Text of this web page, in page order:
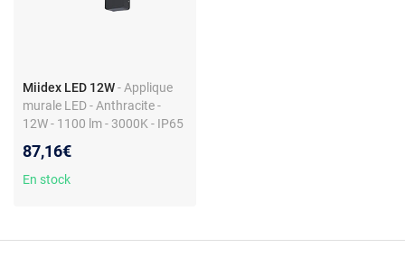
Miidex LED 12W- Applique
murale LED - Anthracite -
12W - 1100 lm - 3000K - IP65
87,16€
En stock